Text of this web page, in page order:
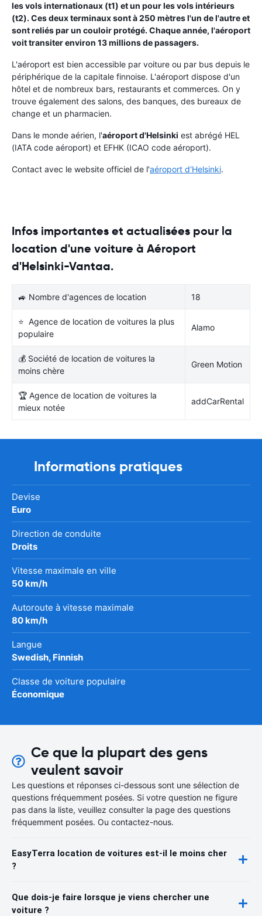
les vols internationaux (t1) et un pour les vols intérieurs
(t2). Ces deux terminaux sont à 250 mètres l'un de l'autre et
sont reliés par un couloir protégé. Chaque année, l'aéroport
voit transiter environ 13 millions de passagers.
L'aéroport est bien accessible par voiture ou par bus depuis le
périphérique de la capitale finnoise. L'aéroport dispose d'un
hôtel et de nombreux bars, restaurants et commerces. On y
trouve également des salons, des banques, des bureaux de
change et un pharmacien.
Dans le monde aérien, l'aéroport d'Helsinki est abrégé HEL
(IATA code aéroport) et EFHK (ICAO code aéroport).
Contact avec le website officiel de l'aéroport d'Helsinki.
Infos importantes et actualisées pour la
location d'une voiture à Aéroport
d'Helsinki-Vantaa.
🚙 Nombre d'agences de location 18
⭐ Agence de location de voitures la plus
populaire
Alamo
💰 Société de location de voitures la
moins chère
Green Motion
🏆 Agence de location de voitures la
mieux notée
addCarRental
Informations pratiques
Devise
Euro
Direction de conduite
Droits
Vitesse maximale en ville
50 km/h
Autoroute à vitesse maximale
80 km/h
Langue
Swedish, Finnish
Classe de voiture populaire
Économique
Ce que la plupart des gens
veulent savoir
Les questions et réponses ci-dessous sont une sélection de
questions fréquemment posées. Si votre question ne figure
pas dans la liste, veuillez consulter la page des questions
fréquemment posées. Ou contactez-nous.
EasyTerra location de voitures est-il le moins cher
?
Que dois-je faire lorsque je viens chercher une
voiture ?